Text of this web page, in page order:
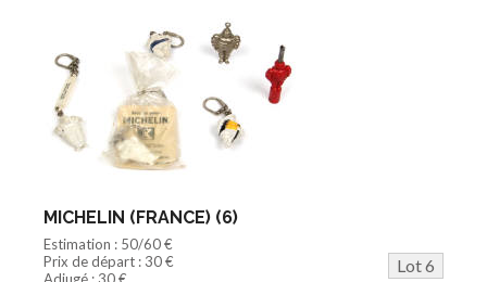
MICHELIN (FRANCE) (6)
Estimation : 50/60 €
Prix de départ : 30 €
Lot 6
Adjugé : 30 €